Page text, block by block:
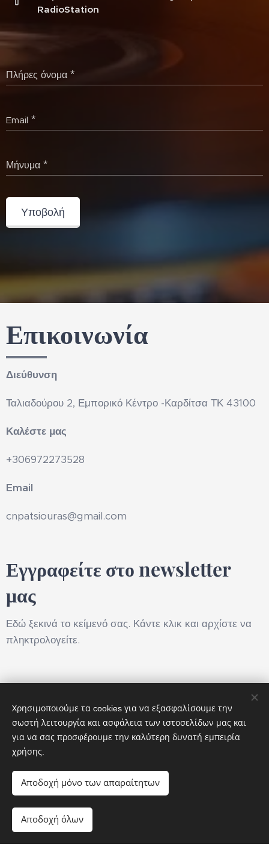
RadioStation
Πλήρες όνομα
Email
Μήνυμα
Υποβολή
Επικοινωνία
Διεύθυνση
Ταλιαδούρου 2, Εμπορικό Κέντρο -Καρδίτσα ΤΚ 43100
Καλέστε μας
+306972273528
Email
cnpatsiouras@gmail.com
Εγγραφείτε στο newsletter
μας
Εδώ ξεκινά το κείμενό σας. Κάντε κλικ και αρχίστε να
πληκτρολογείτε.
Αποστολή
Οι εικόνες παρέχονται από το
Υλοποιήθηκε από τη
Δημιουργήστε δωρεάν ιστοσελίδα!
Χρησιμοποιούμε τα cookies για να εξασφαλίσουμε την
σωστή λειτουργία και ασφάλεια των ιστοσελίδων μας και
για να σας προσφέρουμε την καλύτερη δυνατή εμπειρία
χρήσης.
Αποδοχή μόνο των απαραίτητων
Αποδοχή όλων